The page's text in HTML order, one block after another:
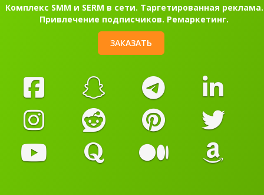
Комплекс SMM и SERM в сети. Таргетированная реклама.
Привлечение подписчиков. Ремаркетинг.
ЗАКАЗАТЬ